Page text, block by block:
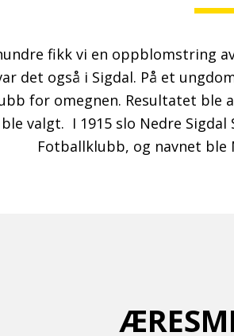
fikk vi en oppblomstring
det også i Sigdal. På et
for omegnen. Resultatet ble
valgt. I 1915 slo Nedre
Fotballklubb, og navnet ble